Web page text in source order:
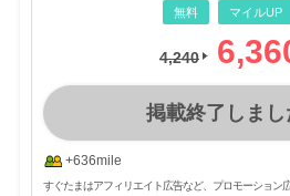
無料 マイルUP
4,240
掲載終了しまし
+636mile
すぐたまはアフィリエイト広告など、プロモーション